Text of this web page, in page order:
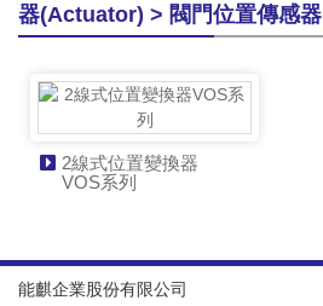
器(Actuator) > 閥門位置傳感器
2線式位置變換器
VOS系列
能麒企業股份有限公司